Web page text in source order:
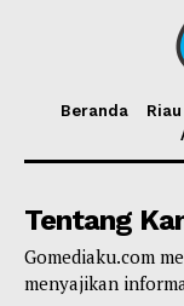
Beranda Riau
Tentang
Gomediaku.com
menyajikan